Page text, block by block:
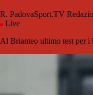
R. PadovaSport.TV
Live
Al Brianteo ultimo test per i